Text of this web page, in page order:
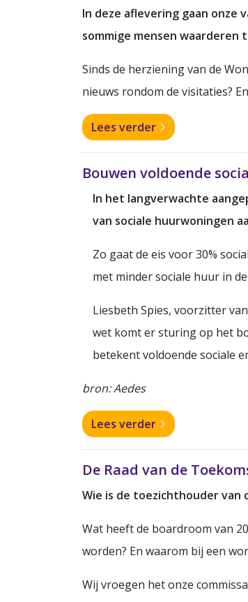
In deze aflevering gaan onze
sommige mensen
Sinds de herziening van de
nieuws rondom de visitaties?
Lees verder
Bouwen voldoende
In het langverwachte
van sociale huurwoningen
Zo gaat de eis voor 30%
met minder sociale huur in
Liesbeth Spies, voorzitter
wet komt er sturing op het
betekent voldoende sociale
bron: Aedes
Lees verder
De Raad van de
Wie is de toezichthouder van
Wat heeft de boardroom van
worden? En waarom bij een
Wij vroegen het onze